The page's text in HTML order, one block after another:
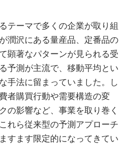
テーマで多くの企業が取り組
潤沢にある量産品、定番品の
顕著なパターンが見られる受
予測が主流で、移動平均とい
手法に留まっていました。し
者購買行動や需要構造の変
の影響など、事業を取り巻く
れら従来型の予測アプローチ
すます限定的になってきてい